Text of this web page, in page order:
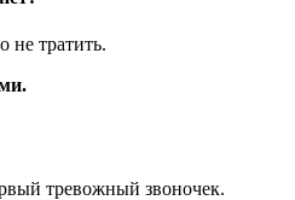
не тратить.
тревожный звоночек.